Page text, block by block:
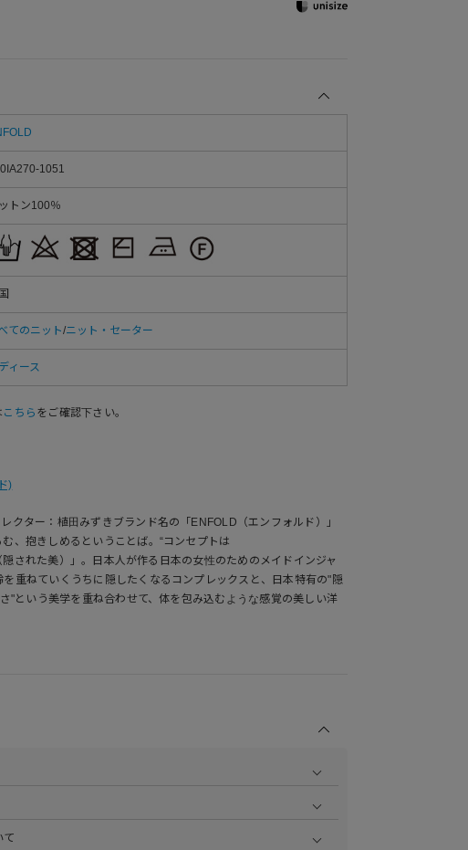
1051
トン100％
てのニット/ニット・セーター
ィース
こちら をご確認下さい。
)
クター：植田みずきブランド名の「ENFOLD（エンフォルド）」
、抱きしめるということば。“コンセプトは
隠された美）」。日本人が作る日本の女性のためのメイドインジャ
重ねていくうちに隠したくなるコンプレックスと、日本特有の"隠
"という美学を重ね合わせて、体を包み込むような感覚の美しい洋
くは
は
て